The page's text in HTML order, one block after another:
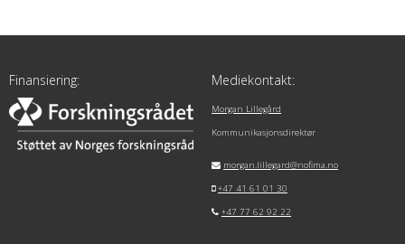
Finansiering: Mediekontakt:
Morgan Lillegård
Kommunikasjonsdirektør
morgan.lillegard@nofima.no
+47 41 61 01 30
+47 77 62 92 22